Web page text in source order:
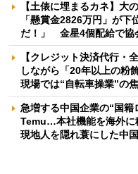
【土俵に埋まるカネ】大
「懸賞金2826万円」が
だ！」 金星4個配給で協
【クレジット決済代行・
しながら「20年以上の
現場では“自転車操業”の
急増する中国企業の“国
Temu…本社機能を海外
現地人を隠れ蓑にした中